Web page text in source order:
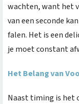
wachten, want het
van een seconde
falen. Het is een
je moet constant
Het Belang van
Naast timing is het